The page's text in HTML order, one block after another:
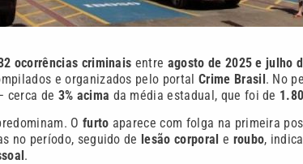
ocorrências criminais entre agosto de 2025 e julho
e organizados pelo portal Crime Brasil. No
cerca de 3% acima da média estadual, que foi de
O furto aparece com folga na primeira
no período, seguido de lesão corporal e roubo,
.